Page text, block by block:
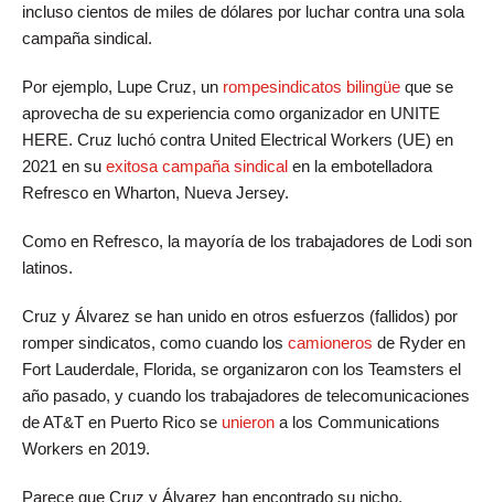
incluso cientos de miles de dólares por luchar contra una sola
campaña sindical.
Por ejemplo, Lupe Cruz, un rompesindicatos bilingüe que se
aprovecha de su experiencia como organizador en UNITE
HERE. Cruz luchó contra United Electrical Workers (UE) en
2021 en su exitosa campaña sindical en la embotelladora
Refresco en Wharton, Nueva Jersey.
Como en Refresco, la mayoría de los trabajadores de Lodi son
latinos.
Cruz y Álvarez se han unido en otros esfuerzos (fallidos) por
romper sindicatos, como cuando los camioneros de Ryder en
Fort Lauderdale, Florida, se organizaron con los Teamsters el
año pasado, y cuando los trabajadores de telecomunicaciones
de AT&T en Puerto Rico se unieron a los Communications
Workers en 2019.
Parece que Cruz y Álvarez han encontrado su nicho,